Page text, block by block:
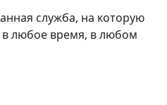
служба, на которую
любое время, в любом